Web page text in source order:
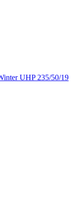
UHP 235/50/19